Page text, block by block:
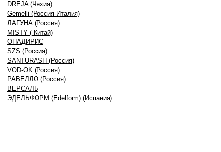
DREJA (Чехия)
Gemelli (Россия-Италия)
ЛАГУНА (Россия)
MISTY ( Китай)
ОПАДИРИС
SZS (Россия)
SANTURASH (Россия)
VOD-OK (Россия)
РАВЕЛЛО (Россия)
ВЕРСАЛЬ
ЭДЕЛЬФОРМ (Edelform) (Испания)